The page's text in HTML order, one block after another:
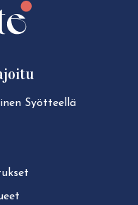
Syötteellä